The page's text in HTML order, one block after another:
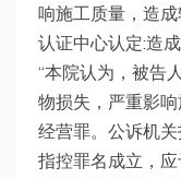
响施工质量，造
认证中心认定:造
“本院认为，被告
物损失，严重影
经营罪。公诉机
指控罪名成立，